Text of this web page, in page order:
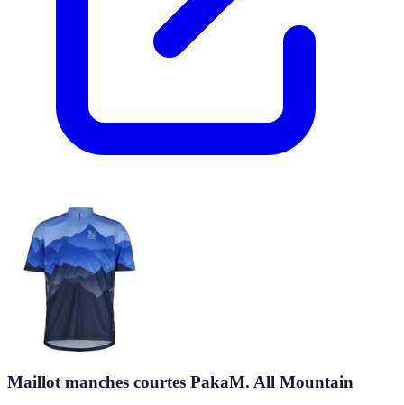
Maillot manches courtes PakaM. All Mountain